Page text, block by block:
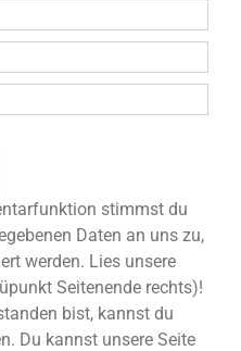
stimmst du
Daten an uns zu,
werden. Lies unsere
Seitenende rechts)!
bist, kannst du
Du kannst unsere Seite